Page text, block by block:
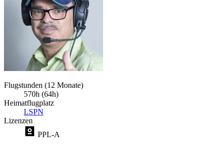
Flugstunden (12 Monate)
570h (64h)
Heimatflugplatz
LSPN
Lizenzen
PPL-A